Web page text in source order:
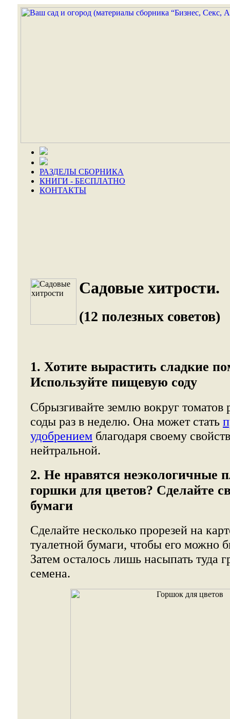
РАЗДЕЛЫ СБОРНИКА
КНИГИ - БЕСПЛАТНО
КОНТАКТЫ
Садовые хитрости.
(12 полезных советов)
1. Хотите вырастить сладкие
Используйте пищевую соду
Сбрызгивайте землю вокруг
соды раз в неделю. Она может стать
удобрением благодаря своему
нейтральной.
2. Не нравятся неэкологичные
горшки для цветов? Сделайте
бумаги
Сделайте несколько прорезей на
туалетной бумаги, чтобы его можно
Затем осталось лишь насыпать туда
семена.